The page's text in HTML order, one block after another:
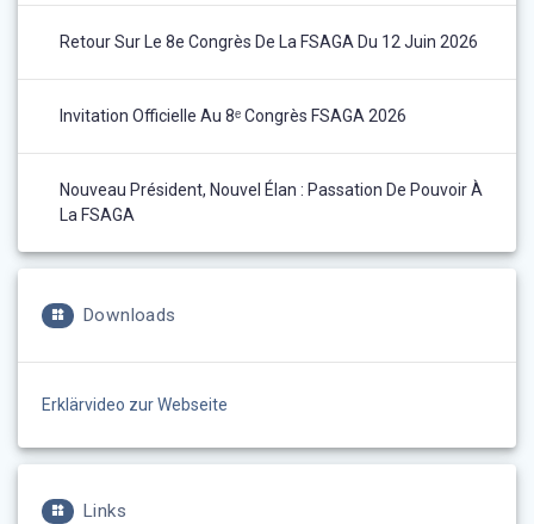
Retour Sur Le 8e Congrès De La FSAGA Du 12 Juin 2026
Invitation Officielle Au 8ᵉ Congrès FSAGA 2026
Nouveau Président, Nouvel Élan : Passation De Pouvoir À
La FSAGA
Downloads
Erklärvideo zur Webseite
Links